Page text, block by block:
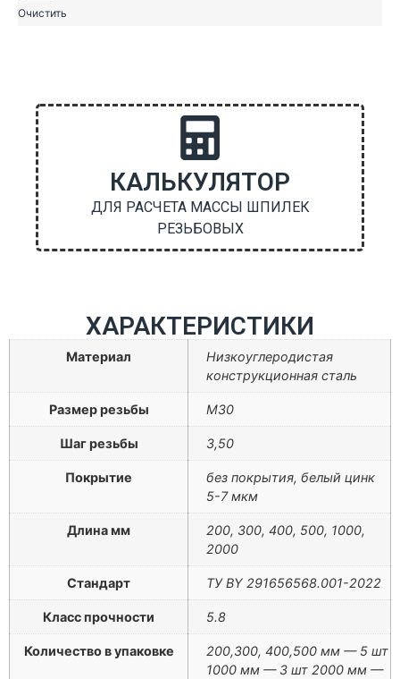
Очистить
КАЛЬКУЛЯТОР
ДЛЯ РАСЧЕТА МАССЫ ШПИЛЕК
РЕЗЬБОВЫХ
ХАРАКТЕРИСТИКИ
Материал
Низкоуглеродистая
конструкционная сталь
Размер резьбы М30
Шаг резьбы 3,50
Покрытие
без покрытия, белый цинк
5-7 мкм
Длина мм
200, 300, 400, 500, 1000,
2000
Стандарт ТУ BY 291656568.001-2022
Класс прочности 5.8
Количество в упаковке
200,300, 400,500 мм — 5 шт
1000 мм — 3 шт 2000 мм —